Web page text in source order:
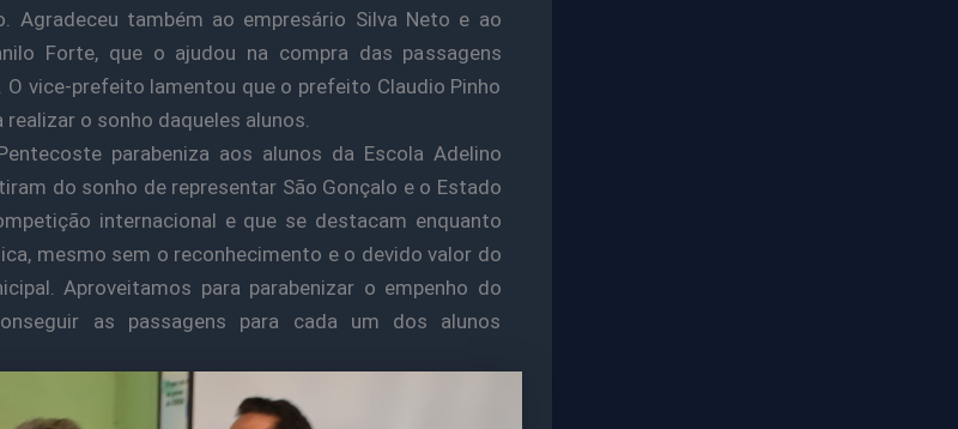
Agradeceu também ao empresário Silva Neto e ao
Forte, que o ajudou na compra das passagens
O vice-prefeito lamentou que o prefeito Claudio Pinho
o sonho daqueles alunos.
parabeniza aos alunos da Escola Adelino
do sonho de representar São Gonçalo e o Estado
internacional e que se destacam enquanto
mesmo sem o reconhecimento e o devido valor do
Aproveitamos para parabenizar o empenho do
as passagens para cada um dos alunos